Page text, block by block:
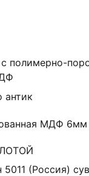
полимерно-
антик
МДФ
5011 (Россия)